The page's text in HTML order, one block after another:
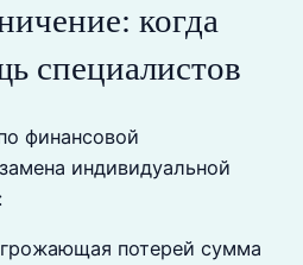
когда
специалистов
финансовой
индивидуальной
потерей сумма